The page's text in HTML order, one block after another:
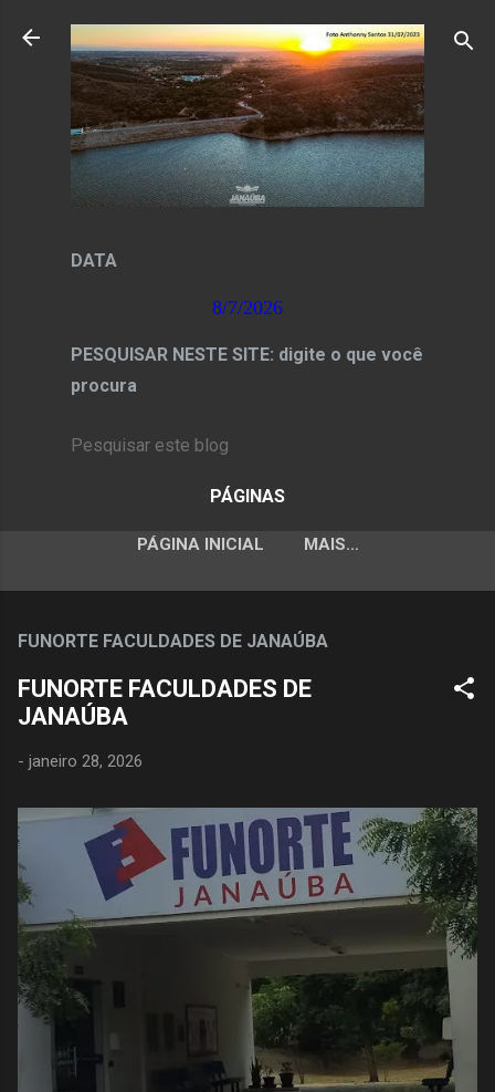
Pular para o conteúdo principal
DATA
8/7/2026
PESQUISAR NESTE SITE: digite o que você
procura
PÁGINAS
PÁGINA INICIAL MAIS…
FUNORTE FACULDADES DE JANAÚBA
FUNORTE FACULDADES DE
JANAÚBA
- janeiro 28, 2026